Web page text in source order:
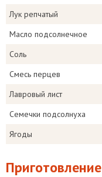
Лук репчатый
Масло подсолнечное
Соль
Смесь перцев
Лавровый лист
Семечки подсолнуха
Ягоды
Приготовление